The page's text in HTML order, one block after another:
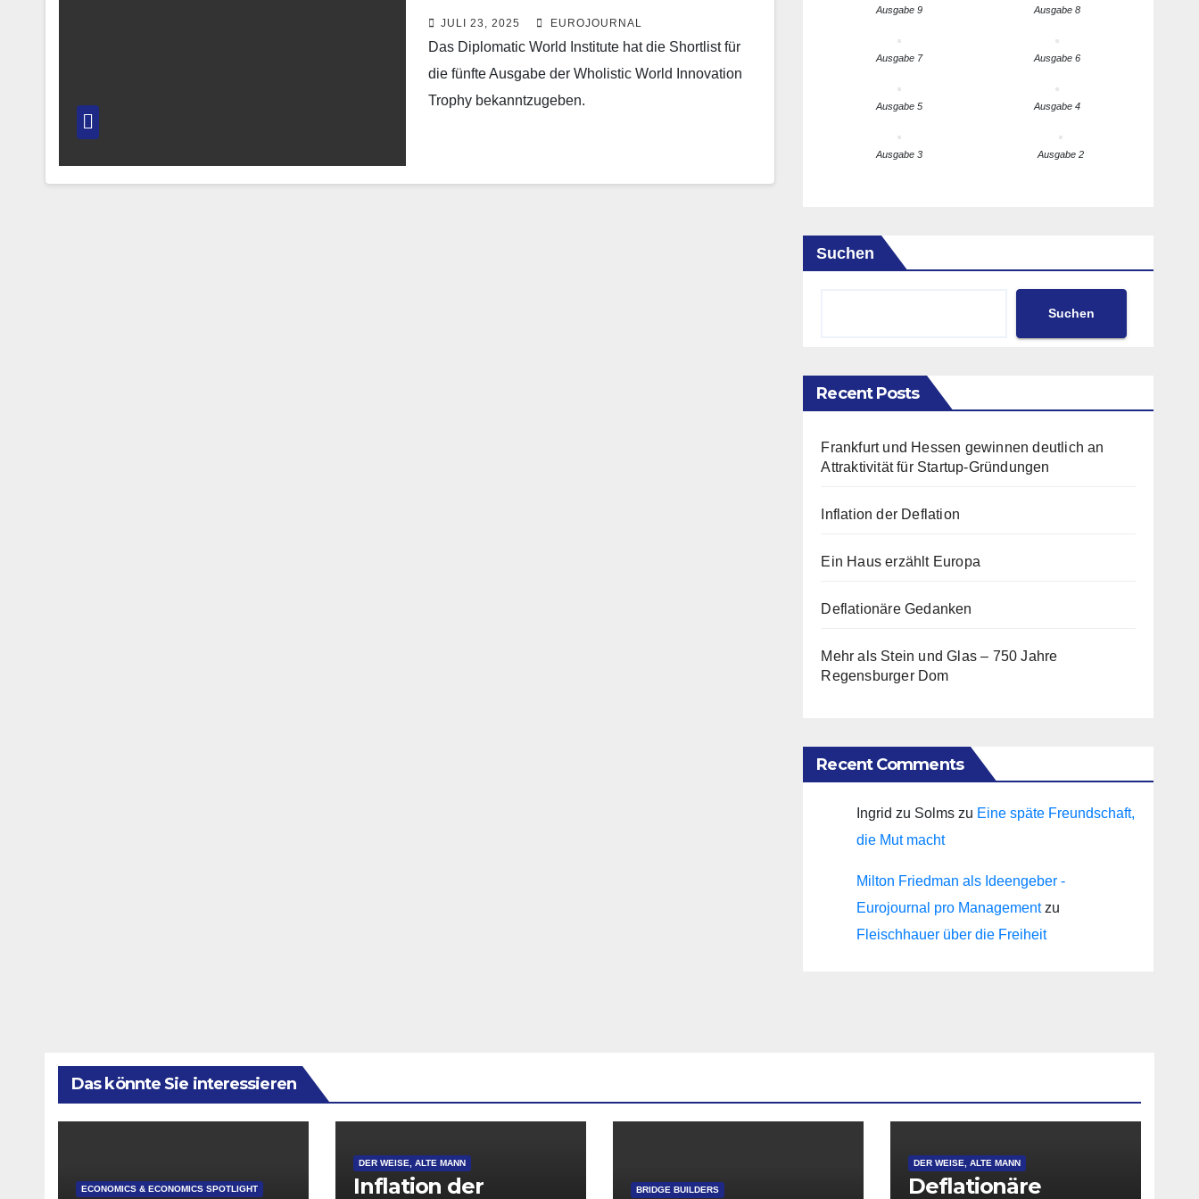
JULI 23, 2025 EUROJOURNAL
Das Diplomatic World Institute hat die Shortlist für
die fünfte Ausgabe der Wholistic World Innovation
Trophy bekanntzugeben.
Ausgabe 9 Ausgabe 8
Ausgabe 7 Ausgabe 6
Ausgabe 5 Ausgabe 4
Ausgabe 3 Ausgabe 2
Suchen
Suchen
Recent Posts
Frankfurt und Hessen gewinnen deutlich an
Attraktivität für Startup-Gründungen
Inflation der Deflation
Ein Haus erzählt Europa
Deflationäre Gedanken
Mehr als Stein und Glas – 750 Jahre
Regensburger Dom
Recent Comments
Ingrid zu Solms zu Eine späte Freundschaft,
die Mut macht
Milton Friedman als Ideengeber -
Eurojournal pro Managementzu
Fleischhauer über die Freiheit
Das könnte Sie interessieren
ECONOMICS & ECONOMICS SPOTLIGHT
DER WEISE, ALTE MANN
Inflation der
BRIDGE BUILDERS
DER WEISE, ALTE MANN
Deflationäre